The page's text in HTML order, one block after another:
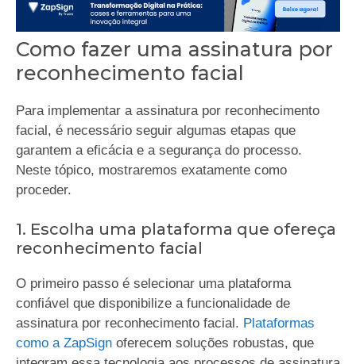
Como fazer uma assinatura por
reconhecimento facial
Para implementar a assinatura por reconhecimento
facial, é necessário seguir algumas etapas que
garantem a eficácia e a segurança do processo.
Neste tópico, mostraremos exatamente como
proceder.
1. Escolha uma plataforma que ofereça
reconhecimento facial
O primeiro passo é selecionar uma plataforma
confiável que disponibilize a funcionalidade de
assinatura por reconhecimento facial. Plataformas
como a ZapSign oferecem soluções robustas, que